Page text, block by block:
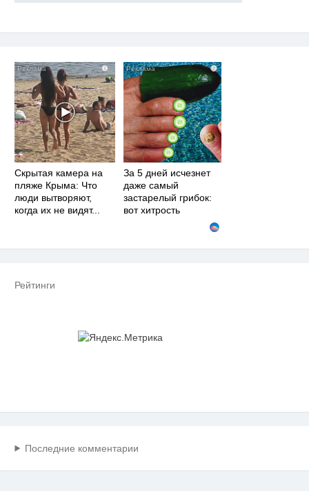
i
Скрытая камера на
пляже Крыма: Что
люди вытворяют,
когда их не видят...
i
За 5 дней исчезнет
даже самый
застарелый грибок:
вот хитрость
Рейтинги
Последние комментарии